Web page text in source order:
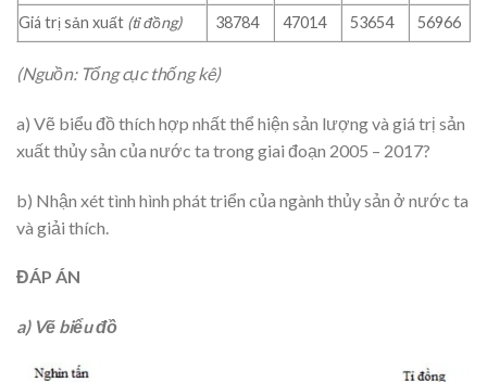
Giá trị sản xuất (tỉ đồng) 38784 47014 53654 56966
(Nguồn: Tổng cục thống kê)
a) Vẽ biểu đồ thích hợp nhất thể hiện sản lượng và giá trị sản
xuất thủy sản của nước ta trong giai đoạn 2005 – 2017?
b) Nhận xét tình hình phát triển của ngành thủy sản ở nước ta
và giải thích.
ĐÁP ÁN
a) Vẽ biểu đồ